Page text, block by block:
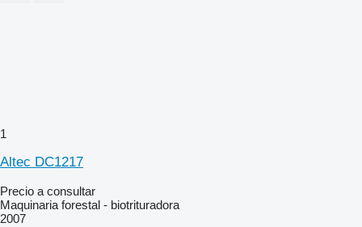
1
Altec DC1217
Precio a consultar
Maquinaria forestal - biotrituradora
2007